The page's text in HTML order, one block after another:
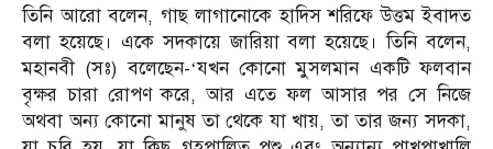
তিনি আরো বলেন, গাছ লাগানোকে হাদিস শরিফে উত্তম ইবাদত
বলা হয়েছে। একে সদকায়ে জারিয়া বলা হয়েছে। তিনি বলেন,
মহানবী (সঃ) বলেছেন-‘যখন কোনো মুসলমান একটি ফলবান
বৃক্ষর চারা রোপণ করে, আর এতে ফল আসার পর সে নিজে
অথবা অন্য কোনো মানুষ তা থেকে যা খায়, তা তার জন্য সদকা,